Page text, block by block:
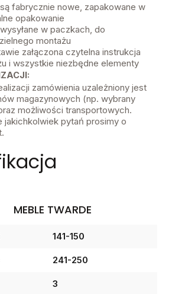
fabrycznie nowe, zapakowane w
opakowanie
w paczkach, do
montażu
załączona czytelna instrukcja
i wszystkie niezbędne elementy
zamówienia uzależniony jest
magazynowych (np. wybrany
możliwości transportowych.
jakichkolwiek pytań prosimy o
MEBLE TWARDE
141-150
241-250
3